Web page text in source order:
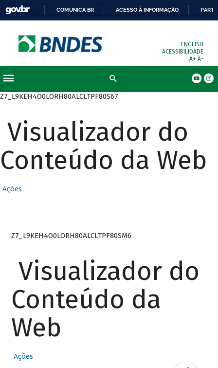
COMUNICA BR ACESSO À INFORMAÇÃO
ENGLISH
ACESSIBILIDADE
A+ A-
Z7_L9KEH4O0LORH80ALCLTPF80S67
Visualizador do
Conteúdo da Web
Ações
Z7_L9KEH4O0LORH80ALCLTPF80SM6
Visualizador do
Conteúdo da
Web
Ações